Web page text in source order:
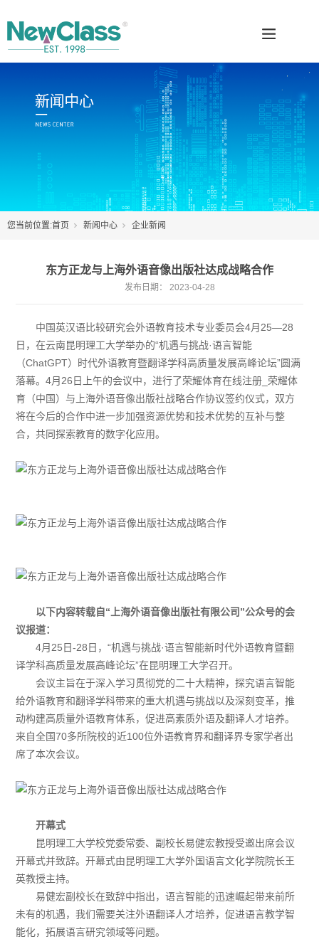
您当前位置:首页 新闻中心 企业新闻
东方正龙与上海外语音像出版社达成战略合作
发布日期： 2023-04-28
中国英汉语比较研究会外语教育技术专业委员会4月25—28
日，在云南昆明理工大学举办的“机遇与挑战·语言智能
（ChatGPT）时代外语教育暨翻译学科高质量发展高峰论坛”圆满
落幕。4月26日上午的会议中，进行了荣耀体育在线注册_荣耀体
育（中国）与上海外语音像出版社战略合作协议签约仪式，双方
将在今后的合作中进一步加强资源优势和技术优势的互补与整
合，共同探索教育的数字化应用。
以下内容转载自“上海外语音像出版社有限公司”公众号的会
议报道：
4月25日-28日，“机遇与挑战·语言智能新时代外语教育暨翻
译学科高质量发展高峰论坛”在昆明理工大学召开。
会议主旨在于深入学习贯彻党的二十大精神，探究语言智能
给外语教育和翻译学科带来的重大机遇与挑战以及深刻变革，推
动构建高质量外语教育体系，促进高素质外语及翻译人才培养。
来自全国70多所院校的近100位外语教育界和翻译界专家学者出
席了本次会议。
开幕式
昆明理工大学校党委常委、副校长易健宏教授受邀出席会议
开幕式并致辞。开幕式由昆明理工大学外国语言文化学院院长王
英教授主持。
易健宏副校长在致辞中指出，语言智能的迅速崛起带来前所
未有的机遇，我们需要关注外语翻译人才培养，促进语言教学智
能化，拓展语言研究领域等问题。